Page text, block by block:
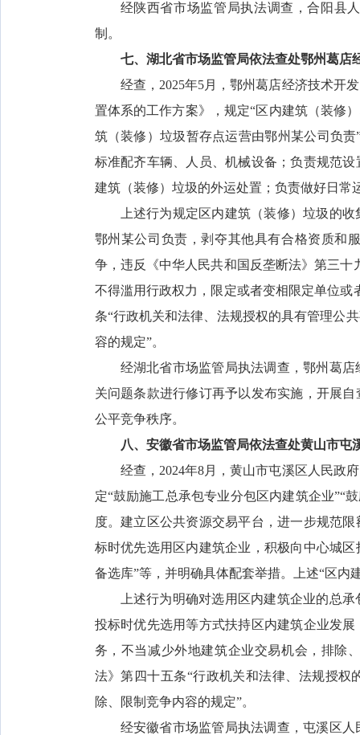
经陕西省市场监管局执法调查，合阳县
制。
七、湖北省市场监管局依法查处鄂州葛店
经查，2025年5月，鄂州葛店经济技术开
置体系的工作方案》，规定“区内建筑（装修
筑（装修）垃圾暂存点运营由鄂州某公司负
标准配齐车辆、人员、机械设备；负责规范
建筑（装修）垃圾的外运处置；负责做好日常
上述行为规定区内建筑（装修）垃圾的
鄂州某公司负责，剥夺其他具有合格资质和
争，违反《中华人民共和国反垄断法》第三
不得滥用行政权力，限定或者变相限定单位
条“行政机关和法律、法规授权的具有管理公
容的规定”。
经湖北省市场监管局执法调查，鄂州葛
关问题条款进行修订再予以发布实施，开展
公平竞争秩序。
八、安徽省市场监管局依法查处黄山市
经查，2024年8月，黄山市屯溪区人民政
定“鼓励施工总承包专业分包区内建筑企业”“
度。建立区公共资源交易平台，进一步规范
标时优先选用区内建筑企业，积极向中心城
备选库”等，并明确具体配套举措。上述“区内
上述行为明确对选用区内建筑企业的总
投标时优先选用等方式扶持区内建筑企业发
务，不当减少外地建筑企业交易机会，排除
法》第四十五条“行政机关和法律、法规授
除、限制竞争内容的规定”。
经安徽省市场监管局执法调查，屯溪区